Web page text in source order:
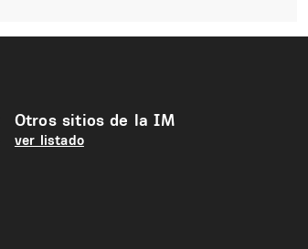
Otros sitios de la IM
ver listado